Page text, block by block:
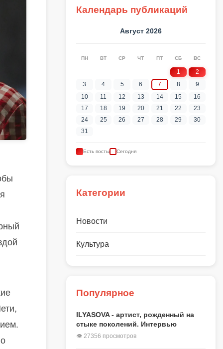
Календарь публикаций
Август 2026
ПН ВТ СР ЧТ ПТ СБ ВС
1
2
3
4 5 6 7 8
9
10
11 12 13 14 15
16
17
18 19 20 21 22
23
24
25 26 27 28 29
30
31
Есть посты Сегодня
Категории
Новости
Культура
Популярное
ILYASOVA - артист, рожденный на
стыке поколений. Интервью
👁 27356 просмотров